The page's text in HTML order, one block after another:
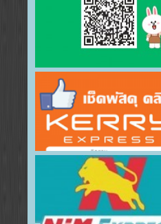
งผลิตตา